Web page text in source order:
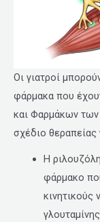
Οι γιατροί
φάρμακα που
και Φαρμάκων των
σχέδιο θεραπείας
Η
φάρμακο
κινητικούς